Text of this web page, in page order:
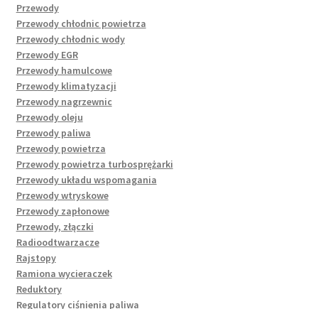
Przewody
Przewody chłodnic powietrza
Przewody chłodnic wody
Przewody EGR
Przewody hamulcowe
Przewody klimatyzacji
Przewody nagrzewnic
Przewody oleju
Przewody paliwa
Przewody powietrza
Przewody powietrza turbosprężarki
Przewody układu wspomagania
Przewody wtryskowe
Przewody zapłonowe
Przewody, złączki
Radioodtwarzacze
Rajstopy
Ramiona wycieraczek
Reduktory
Regulatory ciśnienia paliwa